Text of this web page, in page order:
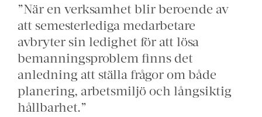
”När en verksamhet blir beroende av
att semesterlediga medarbetare
avbryter sin ledighet för att lösa
bemanningsproblem finns det
anledning att ställa frågor om både
planering, arbetsmiljö och långsiktig
hållbarhet.”